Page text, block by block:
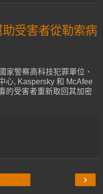
受害者從勒索病
家警察高科技犯罪單位、
心, Kaspersky 和 McAfee
的受害者重新取回其加密
›